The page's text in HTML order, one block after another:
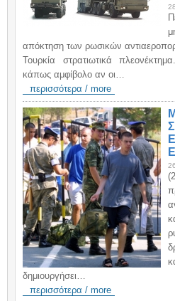
απόκτηση των ρωσικών
Τουρκία στρατιωτικά
κάπως αμφίβολο αν οι…
περισσότερα / more
δημιουργήσει…
περισσότερα / more